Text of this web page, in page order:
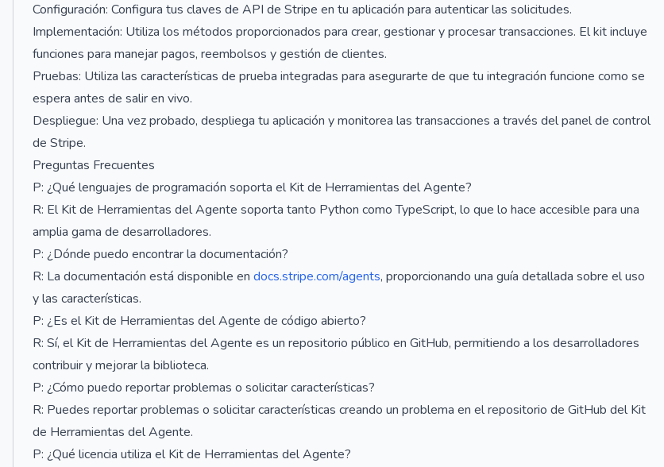
Configuración: Configura tus claves de API de Stripe en tu aplicación para autenticar las solicitudes.
Implementación: Utiliza los métodos proporcionados para crear, gestionar y procesar transacciones. El kit incluye
funciones para manejar pagos, reembolsos y gestión de clientes.
Pruebas: Utiliza las características de prueba integradas para asegurarte de que tu integración funcione como se
espera antes de salir en vivo.
Despliegue: Una vez probado, despliega tu aplicación y monitorea las transacciones a través del panel de control
de Stripe.
Preguntas Frecuentes
P: ¿Qué lenguajes de programación soporta el Kit de Herramientas del Agente?
R: El Kit de Herramientas del Agente soporta tanto Python como TypeScript, lo que lo hace accesible para una
amplia gama de desarrolladores.
P: ¿Dónde puedo encontrar la documentación?
R: La documentación está disponible en docs.stripe.com/agents, proporcionando una guía detallada sobre el uso
y las características.
P: ¿Es el Kit de Herramientas del Agente de código abierto?
R: Sí, el Kit de Herramientas del Agente es un repositorio público en GitHub, permitiendo a los desarrolladores
contribuir y mejorar la biblioteca.
P: ¿Cómo puedo reportar problemas o solicitar características?
R: Puedes reportar problemas o solicitar características creando un problema en el repositorio de GitHub del Kit
de Herramientas del Agente.
P: ¿Qué licencia utiliza el Kit de Herramientas del Agente?